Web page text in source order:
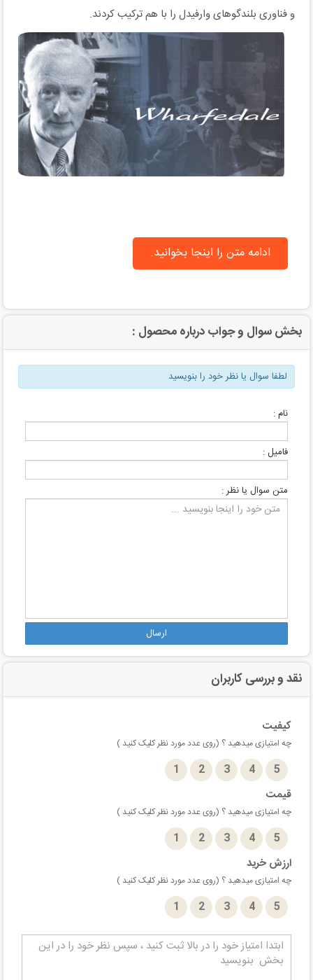
و فناوری بلندگوهای وارفیدل را با هم ترکیب کردند.
ادامه متن را اینجا بخوانید.
بخش سوال و جواب درباره محصول :
لطفا سوال یا نظر خود را بنویسید
نام :
فامیل :
متن سوال یا نظر :
ارسال
نقد و بررسی کاربران
کیفیت
چه امتیازی میدهید ؟ (روی عدد مورد نظر کلیک کنید )
1 2 3 4
5
قیمت
چه امتیازی میدهید ؟ (روی عدد مورد نظر کلیک کنید )
1 2 3 4
5
ارزش خرید
چه امتیازی میدهید ؟ (روی عدد مورد نظر کلیک کنید )
1 2 3 4 5